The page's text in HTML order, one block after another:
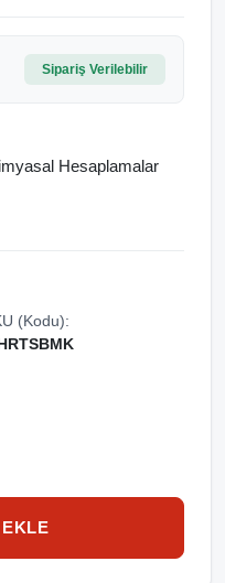
Sipariş Verilebilir
Hesaplamalar
(Kodu):